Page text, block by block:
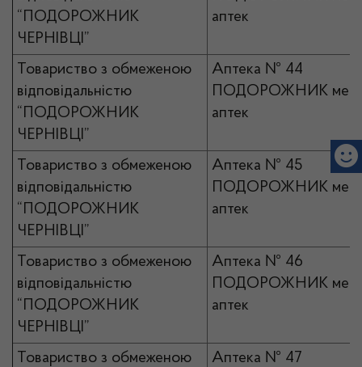
“ПОДОРОЖНИК
ЧЕРНІВЦІ”
аптек
Товариство з обмеженою
відповідальністю
“ПОДОРОЖНИК
ЧЕРНІВЦІ”
Аптека № 44
ПОДОРОЖНИК
аптек
Товариство з обмеженою
відповідальністю
“ПОДОРОЖНИК
ЧЕРНІВЦІ”
Аптека № 45
ПОДОРОЖНИК
аптек
Товариство з обмеженою
відповідальністю
“ПОДОРОЖНИК
ЧЕРНІВЦІ”
Аптека № 46
ПОДОРОЖНИК
аптек
Товариство з обмеженою
Аптека № 47